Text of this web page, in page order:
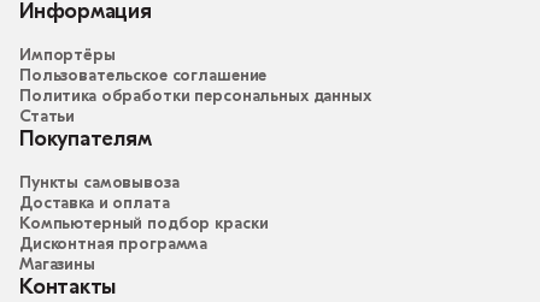
Информация
Импортёры
Пользовательское соглашение
Политика обработки персональных данных
Статьи
Покупателям
Пункты самовывоза
Доставка и оплата
Компьютерный подбор краски
Дисконтная программа
Магазины
Контакты